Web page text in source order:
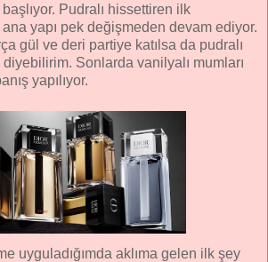
Pudralı hissettiren ilk
yapı pek değişmeden devam ediyor.
gül ve deri partiye katılsa da pudralı
Sonlarda vanilyalı mumları
yapılıyor.
uyguladığımda aklıma gelen ilk şey